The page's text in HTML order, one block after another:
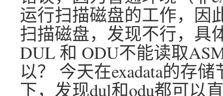
运行扫描磁盘的工作，因
扫描磁盘，发现不行，具
DUL 和 ODU不能读取
以？ 今天在exadata的存
下，发现dul和odu都可以